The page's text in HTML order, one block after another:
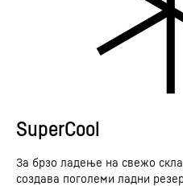
SuperCool
За брзо ладење на свежо
создава поголеми ладни